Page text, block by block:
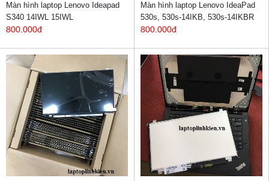
Màn hình laptop Lenovo Ideapad
S340 14IWL 15IWL
800.000đ
Màn hình laptop Lenovo IdeaPad
530s, 530s-14IKB, 530s-14IKBR
800.000đ